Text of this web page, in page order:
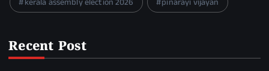
kerala assembly election 2026
pinarayi vijayan
Recent Post